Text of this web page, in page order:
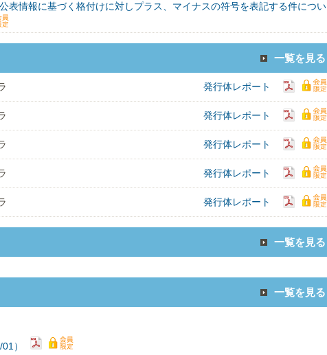
表情報に基づく格付けに対しプラス、マイナスの符号を表記する件につい
一覧を見る
発行体レポート
発行体レポート
発行体レポート
発行体レポート
発行体レポート
一覧を見る
一覧を見る
）